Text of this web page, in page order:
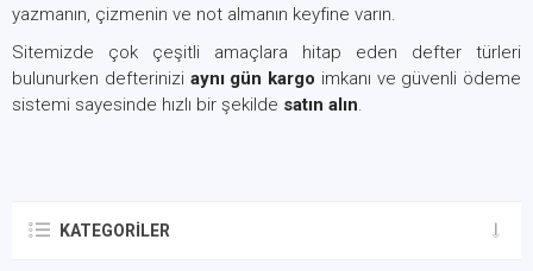
yazmanın, çizmenin ve not almanın keyfine varın.
Sitemizde çok çeşitli amaçlara hitap eden defter türleri
bulunurken defterinizi aynı gün kargo imkanı ve güvenli ödeme
sistemi sayesinde hızlı bir şekilde satın alın.
KATEGORILER